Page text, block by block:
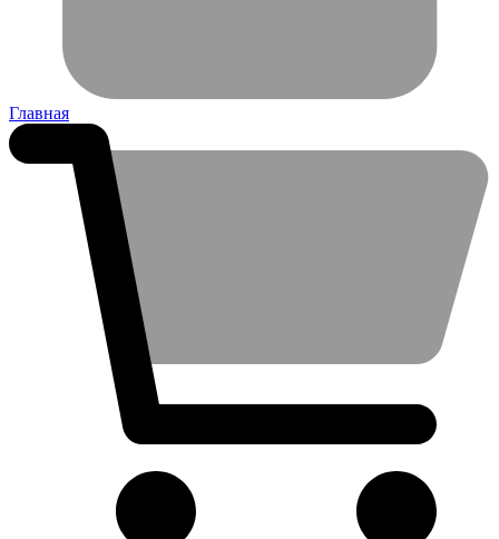
Главная